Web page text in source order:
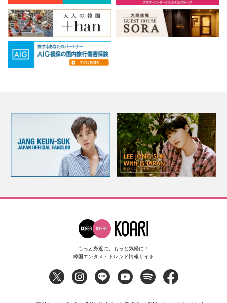
もっと身近に、もっと気軽に！
韓国エンタメ・トレンド情報サイト